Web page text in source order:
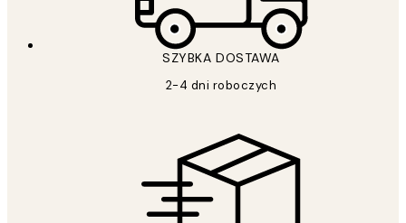
SZYBKA DOSTAWA
2-4 dni roboczych